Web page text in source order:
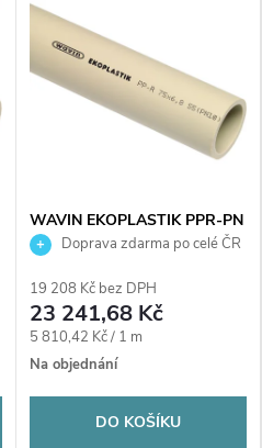
WAVIN EKOPLASTIK PPR-PN
10 trubka 63x5,8mm, 4000mm,
Doprava zdarma po celé ČR
19 208 Kč bez DPH
23 241,68 Kč
Měrná
cena:
5 810,42 Kč / 1 m
Na objednání
DO KOŠÍKU